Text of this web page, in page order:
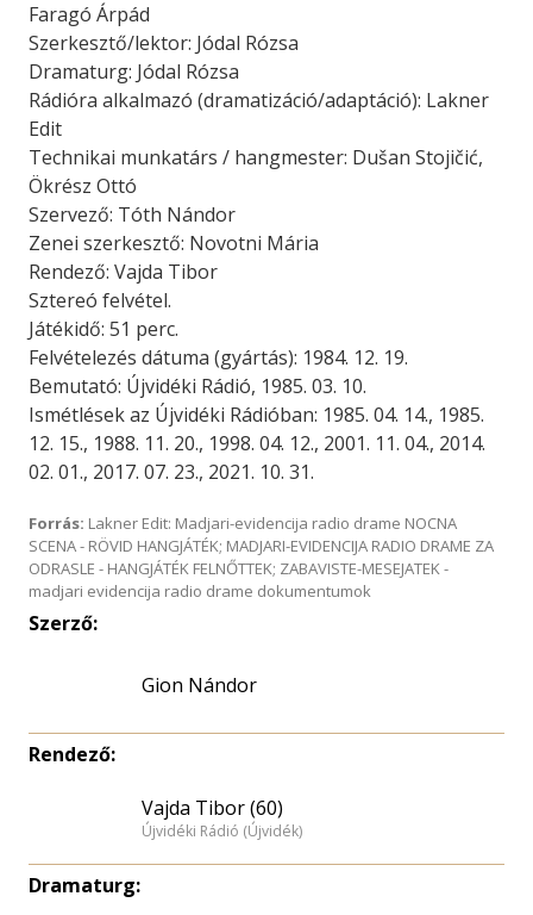
Faragó Árpád
Szerkesztő/lektor: Jódal Rózsa
Dramaturg: Jódal Rózsa
Rádióra alkalmazó (dramatizáció/adaptáció): Lakner
Edit
Technikai munkatárs / hangmester: Dušan Stojičić,
Ökrész Ottó
Szervező: Tóth Nándor
Zenei szerkesztő: Novotni Mária
Rendező: Vajda Tibor
Sztereó felvétel.
Játékidő: 51 perc.
Felvételezés dátuma (gyártás): 1984. 12. 19.
Bemutató: Újvidéki Rádió, 1985. 03. 10.
Ismétlések az Újvidéki Rádióban: 1985. 04. 14., 1985.
12. 15., 1988. 11. 20., 1998. 04. 12., 2001. 11. 04., 2014.
02. 01., 2017. 07. 23., 2021. 10. 31.
Forrás: Lakner Edit: Madjari-evidencija radio drame NOCNA
SCENA - RÖVID HANGJÁTÉK; MADJARI-EVIDENCIJA RADIO DRAME ZA
ODRASLE - HANGJÁTÉK FELNŐTTEK; ZABAVISTE-MESEJATEK -
madjari evidencija radio drame dokumentumok
Szerző:
Gion Nándor
Rendező:
Vajda Tibor (60)
Újvidéki Rádió (Újvidék)
Dramaturg: